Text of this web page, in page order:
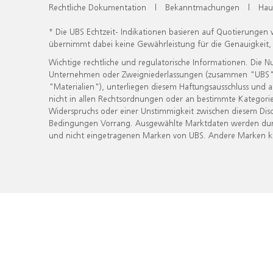
Rechtliche Dokumentation | Bekanntmachungen |
* Die UBS Echtzeit- Indikationen basieren auf
übernimmt dabei keine Gewährleistung für die
Wichtige rechtliche und regulatorische Informationen. Die
Unternehmen oder Zweigniederlassungen (zusammen
"Materialien"), unterliegen diesem Haftungsausschluss
nicht in allen Rechtsordnungen oder an bestimmte
Widerspruchs oder einer Unstimmigkeit zwischen diesem
Bedingungen Vorrang. Ausgewählte Marktdaten werden
und nicht eingetragenen Marken von UBS. Andere Marken